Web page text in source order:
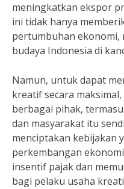
meningkatkan ekspor
ini tidak hanya
pertumbuhan ekonomi,
budaya Indonesia di
Namun, untuk dapat
kreatif secara
berbagai pihak,
dan masyarakat itu
menciptakan kebijakan
perkembangan
insentif pajak dan
bagi pelaku usaha